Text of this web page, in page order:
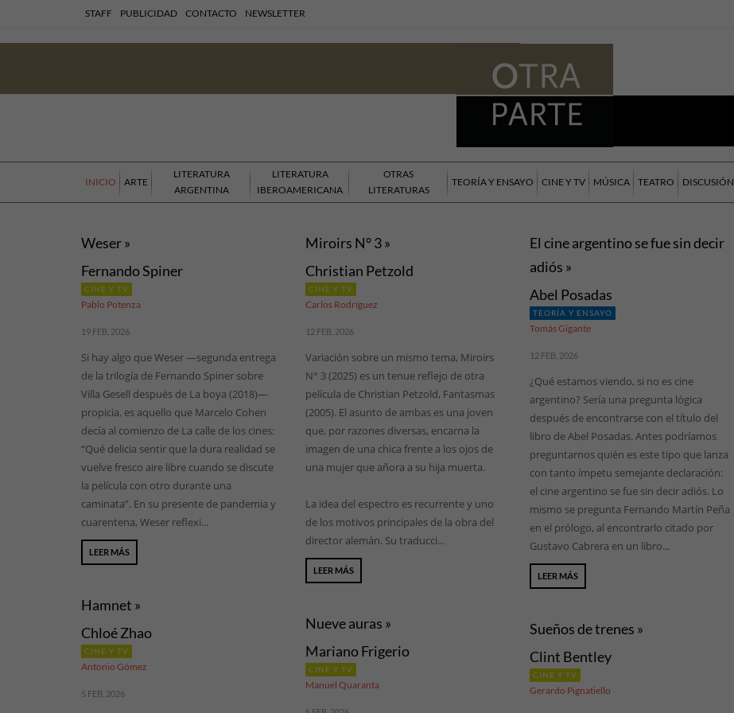
STAFF PUBLICIDAD CONTACTO NEWSLETTER
INICIO ARTE
LITERATURA
ARGENTINA
LITERATURA
IBEROAMERICANA
OTRAS
LITERATURAS
TEORÍA Y ENSAYO CINE Y TV MÚSICA TEATRO DISCUSIÓN
Weser »
Fernando Spiner
CINE Y TV
Pablo Potenza
19 FEB, 2026
Si hay algo que Weser —segunda entrega
de la trilogía de Fernando Spiner sobre
Villa Gesell después de La boya (2018)—
propicia, es aquello que Marcelo Cohen
decía al comienzo de La calle de los cines:
“Qué delicia sentir que la dura realidad se
vuelve fresco aire libre cuando se discute
la película con otro durante una
caminata”. En su presente de pandemia y
cuarentena, Weser reflexi...
LEER MÁS
Hamnet »
Chloé Zhao
CINE Y TV
Antonio Gómez
5 FEB, 2026
Miroirs N° 3 »
Christian Petzold
CINE Y TV
Carlos Rodríguez
12 FEB, 2026
Variación sobre un mismo tema, Miroirs
N° 3 (2025) es un tenue reflejo de otra
película de Christian Petzold, Fantasmas
(2005). El asunto de ambas es una joven
que, por razones diversas, encarna la
imagen de una chica frente a los ojos de
una mujer que añora a su hija muerta.
La idea del espectro es recurrente y uno
de los motivos principales de la obra del
director alemán. Su traducci...
LEER MÁS
Nueve auras »
Mariano Frigerio
CINE Y TV
Manuel Quaranta
El cine argentino se fue sin decir
adiós »
Abel Posadas
TEORÍA Y ENSAYO
Tomás Gigante
12 FEB, 2026
¿Qué estamos viendo, si no es cine
argentino? Sería una pregunta lógica
después de encontrarse con el título del
libro de Abel Posadas. Antes podríamos
preguntarnos quién es este tipo que lanza
con tanto ímpetu semejante declaración:
el cine argentino se fue sin decir adiós. Lo
mismo se pregunta Fernando Martín Peña
en el prólogo, al encontrarlo citado por
Gustavo Cabrera en un libro...
LEER MÁS
Sueños de trenes »
Clint Bentley
CINE Y TV
Gerardo Pignatiello